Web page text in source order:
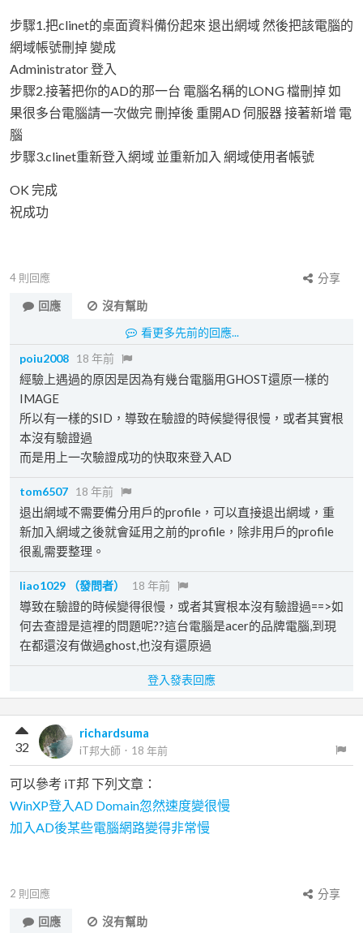
步驟1.把clinet的桌面資料備份起來 退出網域 然後把該電腦的
網域帳號刪掉 變成
Administrator 登入
步驟2.接著把你的AD的那一台 電腦名稱的LONG 檔刪掉 如
果很多台電腦請一次做完 刪掉後 重開AD 伺服器 接著新增 電
腦
步驟3.clinet重新登入網域 並重新加入 網域使用者帳號
OK 完成
祝成功
4 則回應
分享
回應
沒有幫助
看更多先前的回應...
poiu2008 18 年前
經驗上遇過的原因是因為有幾台電腦用GHOST還原一樣的
IMAGE
所以有一樣的SID，導致在驗證的時候變得很慢，或者其實根
本沒有驗證過
而是用上一次驗證成功的快取來登入AD
tom6507 18 年前
退出網域不需要備分用戶的profile，可以直接退出網域，重
新加入網域之後就會延用之前的profile，除非用戶的profile
很亂需要整理。
liao1029 （發問者） 18 年前
導致在驗證的時候變得很慢，或者其實根本沒有驗證過==>如
何去查證是這裡的問題呢??這台電腦是acer的品牌電腦,到現
在都還沒有做過ghost,也沒有還原過
登入發表回應
richardsuma
iT邦大師 ． 18 年前
32
可以參考 iT邦 下列文章：
WinXP登入AD Domain忽然速度變很慢
加入AD後某些電腦網路變得非常慢
2 則回應
分享
回應
沒有幫助